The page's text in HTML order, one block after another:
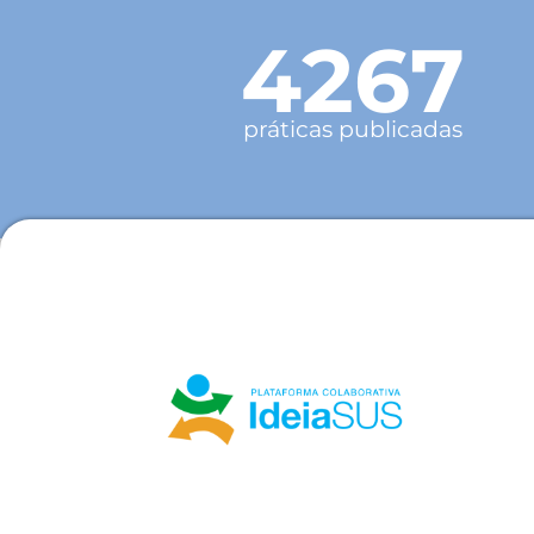
4267
práticas publicadas